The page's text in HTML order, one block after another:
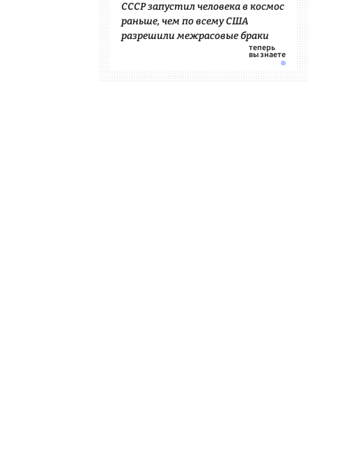
СССР запустил человека в космос
раньше, чем по всему США
разрешили межрасовые браки